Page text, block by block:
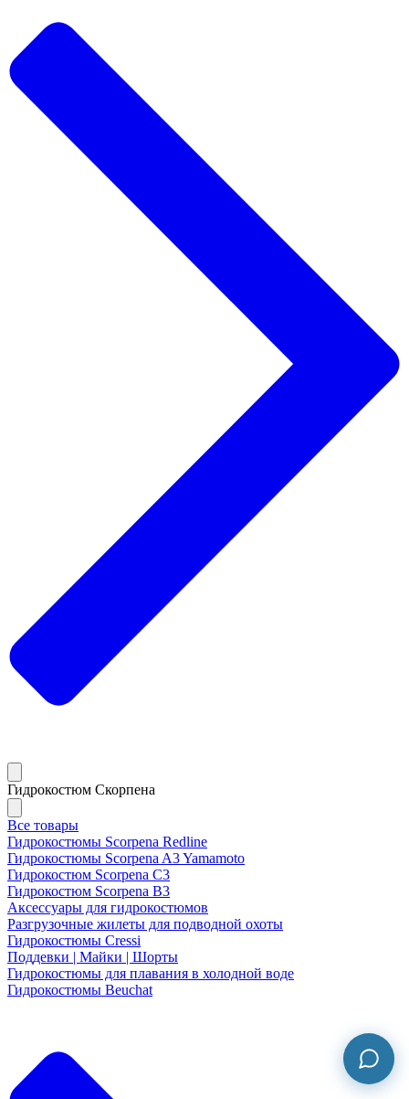
Гидрокостюм Скорпена
Все товары
Гидрокостюмы Scorpena Redline
Гидрокостюмы Scorpena A3 Yamamoto
Гидрокостюм Scorpena C3
Гидрокостюм Scorpena B3
Аксессуары для гидрокостюмов
Разгрузочные жилеты для подводной охоты
Гидрокостюмы Cressi
Поддевки | Майки | Шорты
Гидрокостюмы для плавания в холодной воде
Гидрокостюмы Beuchat